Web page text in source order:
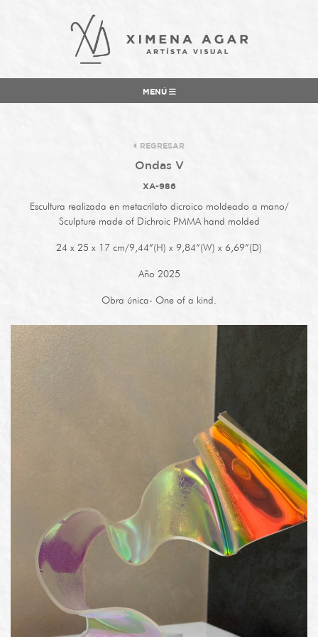
MENÚ
REGRESAR
Ondas V
XA-986
Escultura realizada en metacrilato dicroico moldeado a mano/
Sculpture made of Dichroic PMMA hand molded
24 x 25 x 17 cm/9,44”(H) x 9,84”(W) x 6,69”(D)
Año 2025
Obra única- One of a kind.